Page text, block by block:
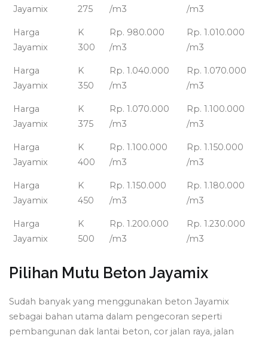
Jayamix
275
/m3
/m3
Harga
Jayamix
K
300
Rp. 980.000
/m3
Rp. 1.010.000
/m3
Harga
Jayamix
K
350
Rp. 1.040.000
/m3
Rp. 1.070.000
/m3
Harga
Jayamix
K
375
Rp. 1.070.000
/m3
Rp. 1.100.000
/m3
Harga
Jayamix
K
400
Rp. 1.100.000
/m3
Rp. 1.150.000
/m3
Harga
Jayamix
K
450
Rp. 1.150.000
/m3
Rp. 1.180.000
/m3
Harga
Jayamix
K
500
Rp. 1.200.000
/m3
Rp. 1.230.000
/m3
Pilihan Mutu Beton Jayamix
Sudah banyak yang menggunakan beton Jayamix
sebagai bahan utama dalam pengecoran seperti
pembangunan dak lantai beton, cor jalan raya, jalan